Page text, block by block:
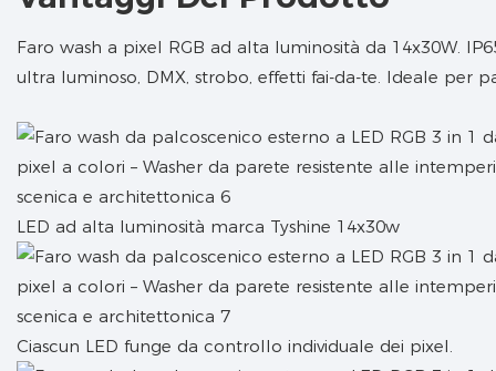
Faro wash a pixel RGB ad alta luminosità da 14x30W.
ultra luminoso, DMX, strobo, effetti fai-da-te. Ideale per
LED ad alta luminosità marca Tyshine 14x30w
Ciascun LED funge da controllo individuale dei pixel.